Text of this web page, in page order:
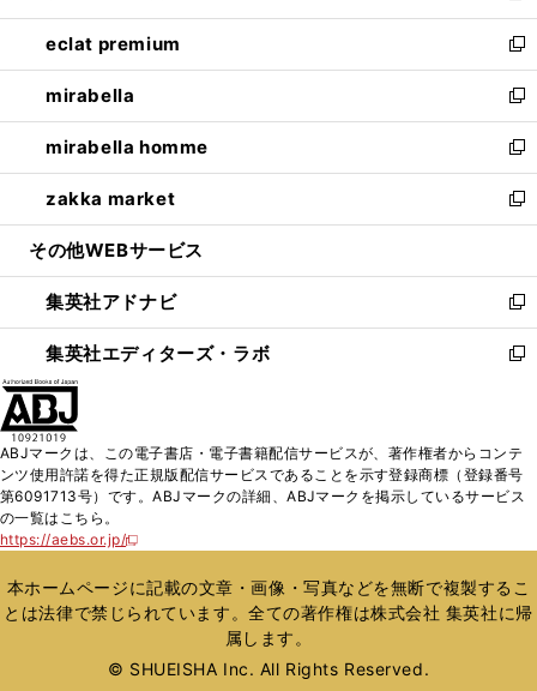
開
く
ウ
で
開
く
ン
ド
ウ
で
開
く
ウ
ィ
ン
ド
ウ
で
開
く
し
い
ウ
ィ
ン
ド
ウ
で
開
eclat premium
新
し
い
ウ
ィ
ン
ド
ウ
開
く
mirabella
新
し
い
ウ
ィ
ン
ウ
で
開
く
mirabella homme
新
し
い
ウ
ン
ド
ウ
で
zakka market
新
し
ウ
ィ
ン
ド
く
その他WEBサービス
集英社アドナビ
新
し
い
ド
ウ
で
集英社エディターズ・ラボ
新
ィ
ン
ド
開
く
ABJマークは、この電子書店・電子書籍配信サービスが、著作権者からコンテ
ンツ使用許諾を得た正規版配信サービスであることを示す登録商標（登録番号
第6091713号）です。ABJマークの詳細、ABJマークを掲示しているサービス
の一覧はこちら。
https://aebs.or.jp/
新
い
ウ
ィ
ウ
本ホームページに記載の文章・画像・写真などを無断で複製するこ
とは法律で禁じられています。全ての著作権は株式会社 集英社に帰
属します。
© SHUEISHA Inc. All Rights Reserved.